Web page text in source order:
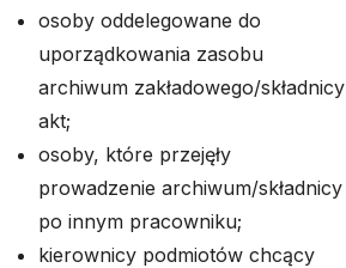
osoby oddelegowane do
uporządkowania zasobu
archiwum zakładowego/składnicy
akt;
osoby, które przejęły
prowadzenie archiwum/składnicy
po innym pracowniku;
kierownicy podmiotów chcący